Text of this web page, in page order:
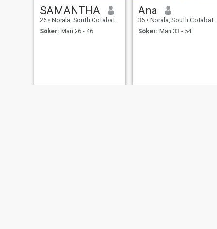
SAMANTHA
26 • Norala, South Cotabato, Filippinerna
Söker: Man 26 - 46
Ana
36 • Norala, South Cotabato, Filippinerna
Söker: Man 33 - 54